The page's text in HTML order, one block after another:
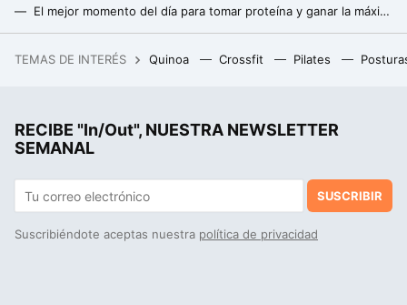
El mejor momento del día para tomar proteína y ganar la máxima masa muscular (y no es después de entrenar)
TEMAS DE INTERÉS Quinoa Crossfit Pilates
RECIBE "In/Out", NUESTRA NEWSLETTER
SEMANAL
SUSCRIBIR
Suscribiéndote aceptas nuestra política de privacidad